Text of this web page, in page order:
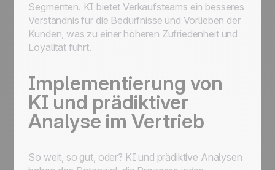
Segmenten. KI bietet Verkaufsteams ein besseres
Verständnis für die Bedürfnisse und Vorlieben der
Kunden, was zu einer höheren Zufriedenheit und
Loyalität führt.
Implementierung von
KI und prädiktiver
Analyse im Vertrieb
So weit, so gut, oder? KI und prädiktive Analysen